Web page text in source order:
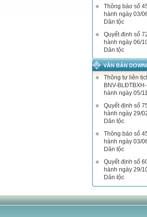
Thông báo số
hành ngày 03/
Dân tộc
Quyết định số
hành ngày 06/
Dân tộc
VĂN BẢN
Thông tư liên
BNV-
hành ngày 05/
Quyết định số
hành ngày 29/
Dân tộc
Thông báo số
hành ngày 03/
Dân tộc
Quyết định số
hành ngày 29/
Dân tộc